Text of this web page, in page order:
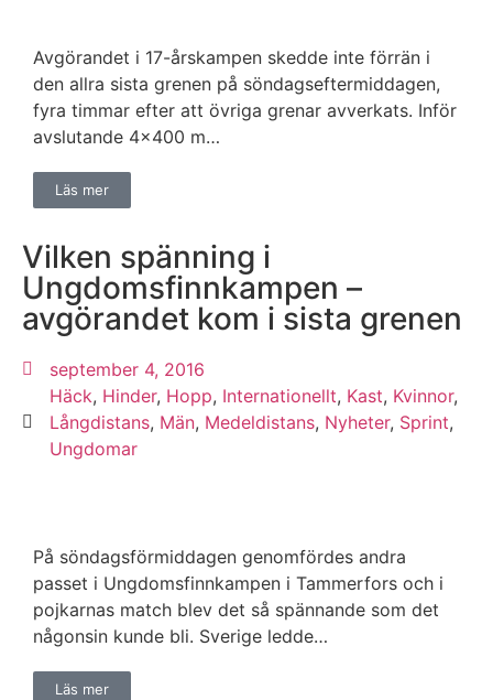
Avgörandet i 17-årskampen skedde inte förrän i
den allra sista grenen på söndagseftermiddagen,
fyra timmar efter att övriga grenar avverkats. Inför
avslutande 4×400 m…
Läs mer
Vilken spänning i
Ungdomsfinnkampen –
avgörandet kom i sista grenen
september 4, 2016
Häck, Hinder, Hopp, Internationellt, Kast, Kvinnor,
Långdistans, Män, Medeldistans, Nyheter, Sprint,
Ungdomar
På söndagsförmiddagen genomfördes andra
passet i Ungdomsfinnkampen i Tammerfors och i
pojkarnas match blev det så spännande som det
någonsin kunde bli. Sverige ledde…
Läs mer